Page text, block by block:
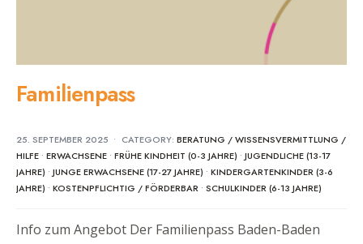
Familienpass
25. SEPTEMBER 2025 • CATEGORY: BERATUNG / WISSENSVERMITTLUNG /
HILFE • ERWACHSENE • FRÜHE KINDHEIT (0-3 JAHRE) •JUGENDLICHE (13-17
JAHRE) •JUNGE ERWACHSENE (17-27 JAHRE) • KINDERGARTENKINDER (3-6
JAHRE) • KOSTENPFLICHTIG / FÖRDERBAR • SCHULKINDER (6-13 JAHRE)
Info zum Angebot Der Familienpass Baden-Baden